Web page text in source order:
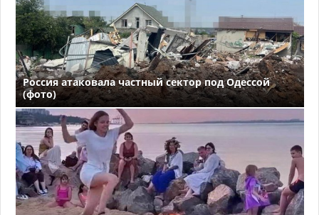
Россия атаковала частный сектор под Одессой
(фото)